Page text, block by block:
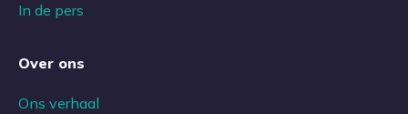
In de pers
Over ons
Ons verhaal